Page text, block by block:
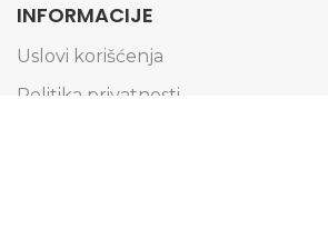
INFORMACIJE
Uslovi korišćenja
Politika privatnosti